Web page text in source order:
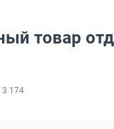
товар
3 174